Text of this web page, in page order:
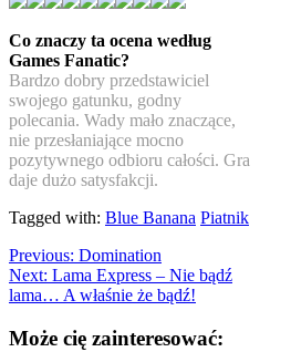
Co znaczy ta ocena według
Games Fanatic?
Bardzo dobry przedstawiciel
swojego gatunku, godny
polecania. Wady mało znaczące,
nie przesłaniające mocno
pozytywnego odbioru całości. Gra
daje dużo satysfakcji.
Tagged with: Blue Banana Piatnik
Previous: Domination
Next: Lama Express – Nie bądź
lama… A właśnie że bądź!
Może cię zainteresować: